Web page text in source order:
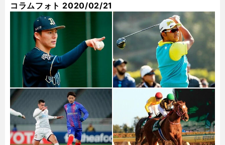
コラムフォト 2020/02/21